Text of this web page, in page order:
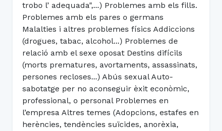
trobo l’ adequada",...) Problemes amb els fills.
Problemes amb els pares o germans
Malalties i altres problemes físics Addiccions
(drogues, tabac, alcohol...) Problemes de
relació amb el sexe oposat Destins difícils
(morts prematures, avortaments, assassinats,
persones recloses...) Abús sexual Auto-
sabotatge per no aconseguir èxit econòmic,
professional, o personal Problemes en
l’empresa Altres temes (Adopcions, estafes en
herències, tendències suïcides, anorèxia,